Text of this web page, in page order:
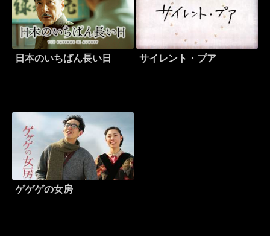
日本のいちばん長い日 サイレント・プア
ゲゲゲの女房